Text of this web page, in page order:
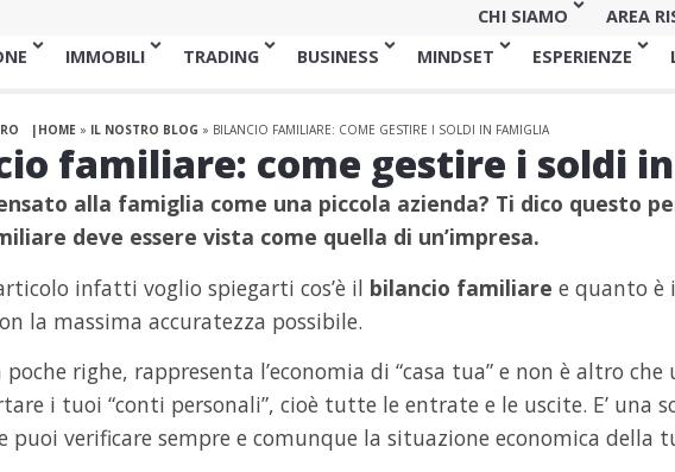
CHI SIAMO
AREA
IMMOBILI TRADING BUSINESS MINDSET ESPERIENZE
HOME » IL NOSTRO BLOG » BILANCIO FAMILIARE: COME GESTIRE I SOLDI IN FAMIGLIA
familiare: come gestire i soldi
alla famiglia come una piccola azienda? Ti dico questo
deve essere vista come quella di un’impresa.
infatti voglio spiegarti cos’è il bilancio familiare e quanto è
la massima accuratezza possibile.
righe, rappresenta l’economia di “casa tua” e non è altro
i tuoi “conti personali”, cioè tutte le entrate e le uscite. E’ una
puoi verificare sempre e comunque la situazione economica della